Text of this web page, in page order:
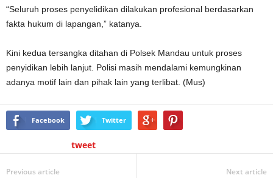
“Seluruh proses penyelidikan dilakukan profesional berdasarkan
fakta hukum di lapangan,” katanya.
Kini kedua tersangka ditahan di Polsek Mandau untuk proses
penyidikan lebih lanjut. Polisi masih mendalami kemungkinan
adanya motif lain dan pihak lain yang terlibat. (Mus)
Facebook Twitter
tweet
Previous article Next article